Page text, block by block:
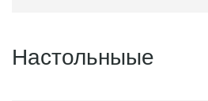
Настольныые